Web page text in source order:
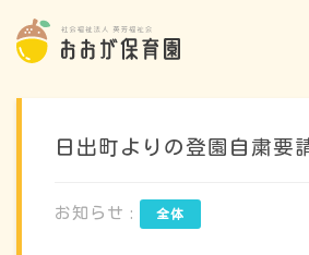
日出町よりの登園自粛要
お知らせ :